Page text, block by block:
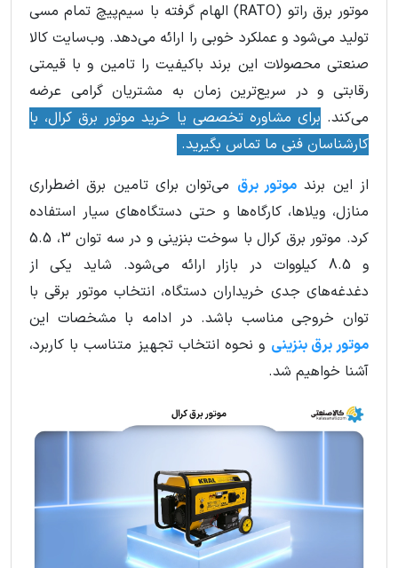
موتور برق راتو (RATO) الهام گرفته با سیم‌پیچ تمام مسی
تولید می‌شود و عملکرد خوبی را ارائه می‌دهد. وب‌سایت کالا
صنعتی محصولات این برند باکیفیت را تامین و با قیمتی
رقابتی و در سریع‌ترین زمان به مشتریان گرامی عرضه
می‌کند. برای مشاوره تخصصی یا خرید موتور برق کرال، با
کارشناسان فنی ما تماس بگیرید.
از این برند موتور برق می‌توان برای تامین برق اضطراری
منازل، ویلاها، کارگاه‌ها و حتی دستگاه‌های سیار استفاده
کرد. موتور برق کرال با سوخت بنزینی و در سه توان 3، 5.5
و 8.5 کیلووات در بازار ارائه می‌شود. شاید یکی از
دغدغه‌های جدی خریداران دستگاه، انتخاب موتور برقی با
توان خروجی مناسب باشد. در ادامه با مشخصات این
موتور برق بنزینی و نحوه انتخاب تجهیز متناسب با کاربرد،
آشنا خواهیم شد.